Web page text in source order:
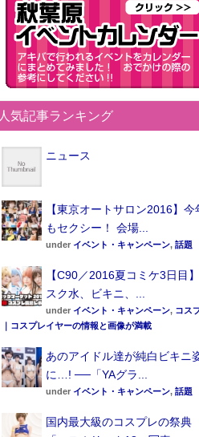
人気記事ランキング
ニュース
【東京オートサロン2016】今
もセクシー！ 会場...
under イベント・キャンペーン, 話題
【C90／2016夏コミケ3日目】
スク水、ビキニ、...
under イベント・キャンペーン, コス
｜コスプレイヤーの情報と画像が満載
あのアイドル達が純白ビキニ
に…! ──「YAグラ...
under イベント・キャンペーン, 話題
国内最大級のコスプレの祭典